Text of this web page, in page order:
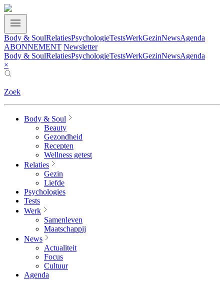
Body & SoulRelatiesPsychologieTestsWerkGezinNewsAgenda
ABONNEMENT Newsletter
Body & SoulRelatiesPsychologieTestsWerkGezinNewsAgenda
×
Zoek
Body & Soul
Beauty
Gezondheid
Recepten
Wellness getest
Relaties
Gezin
Liefde
Psychologies
Tests
Werk
Samenleven
Maatschappij
News
Actualiteit
Focus
Cultuur
Agenda